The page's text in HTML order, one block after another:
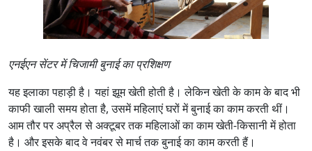
एनईएन सेंटर में चिजामी बुनाई का प्रशिक्षण
यह इलाका पहाड़ी है। यहां झूम खेती होती है। लेकिन खेती के काम के बाद भी
काफी खाली समय होता है, उसमें महिलाएं घरों में बुनाई का काम करती थीं।
आम तौर पर अप्रैल से अक्टूबर तक महिलाओं का काम खेती-किसानी में होता
है। और इसके बाद वे नवंबर से मार्च तक बुनाई का काम करती हैं।